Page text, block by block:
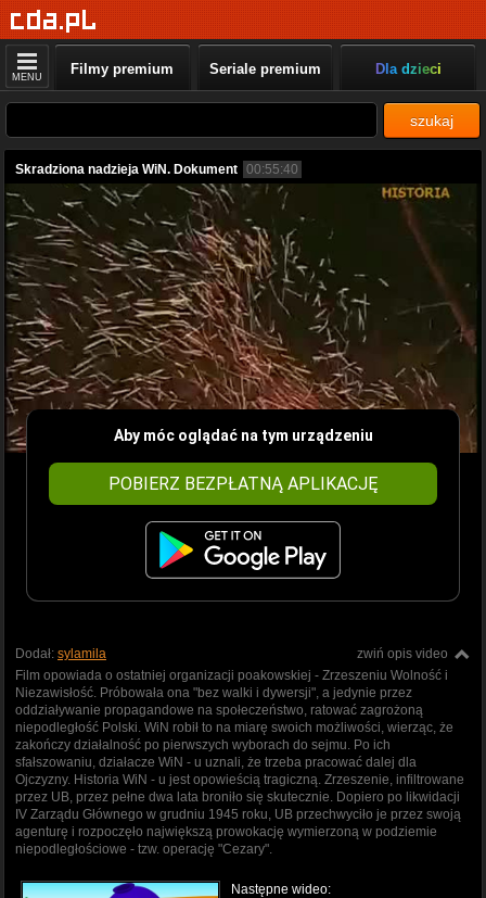
MENU Filmy premium Seriale premium Dla dzieci
szukaj
Skradziona nadzieja WiN. Dokument 00:55:40
Aby móc oglądać na tym urządzeniu
POBIERZ BEZPŁATNĄ APLIKACJĘ
zwiń opis video
Dodał: sylamila
Film opowiada o ostatniej organizacji poakowskiej - Zrzeszeniu Wolność i
Niezawisłość. Próbowała ona "bez walki i dywersji", a jedynie przez
oddziaływanie propagandowe na społeczeństwo, ratować zagrożoną
niepodległość Polski. WiN robił to na miarę swoich możliwości, wierząc, że
zakończy działalność po pierwszych wyborach do sejmu. Po ich
sfałszowaniu, działacze WiN - u uznali, że trzeba pracować dalej dla
Ojczyzny. Historia WiN - u jest opowieścią tragiczną. Zrzeszenie, infiltrowane
przez UB, przez pełne dwa lata broniło się skutecznie. Dopiero po likwidacji
IV Zarządu Głównego w grudniu 1945 roku, UB przechwyciło je przez swoją
agenturę i rozpoczęło największą prowokację wymierzoną w podziemie
niepodległościowe - tzw. operację "Cezary".
Następne wideo: